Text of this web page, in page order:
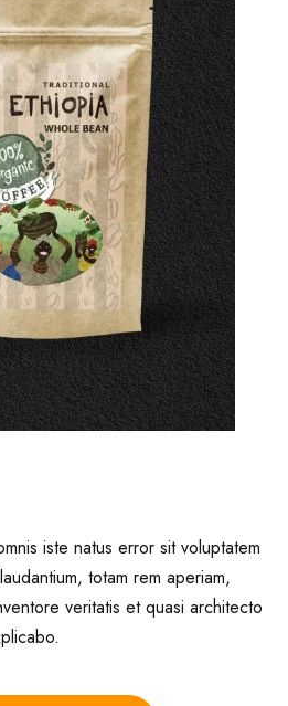
iste natus error sit voluptatem
totam rem aperiam,
veritatis et quasi architecto